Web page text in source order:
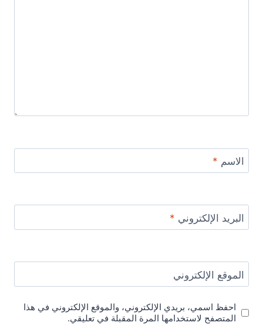
الاسم *
البريد الإلكتروني *
الموقع الإلكتروني
احفظ اسمي، بريدي الإلكتروني، والموقع الإلكتروني في هذا
المتصفح لاستخدامها المرة المقبلة في تعليقي.